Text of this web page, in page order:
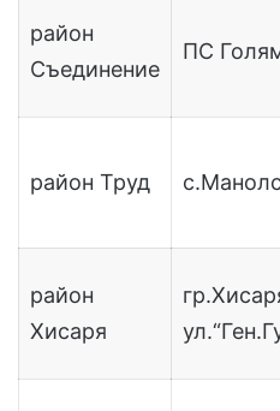
район
Съединение
ПС
район Труд
район
Хисаря